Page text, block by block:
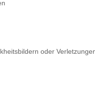
oder